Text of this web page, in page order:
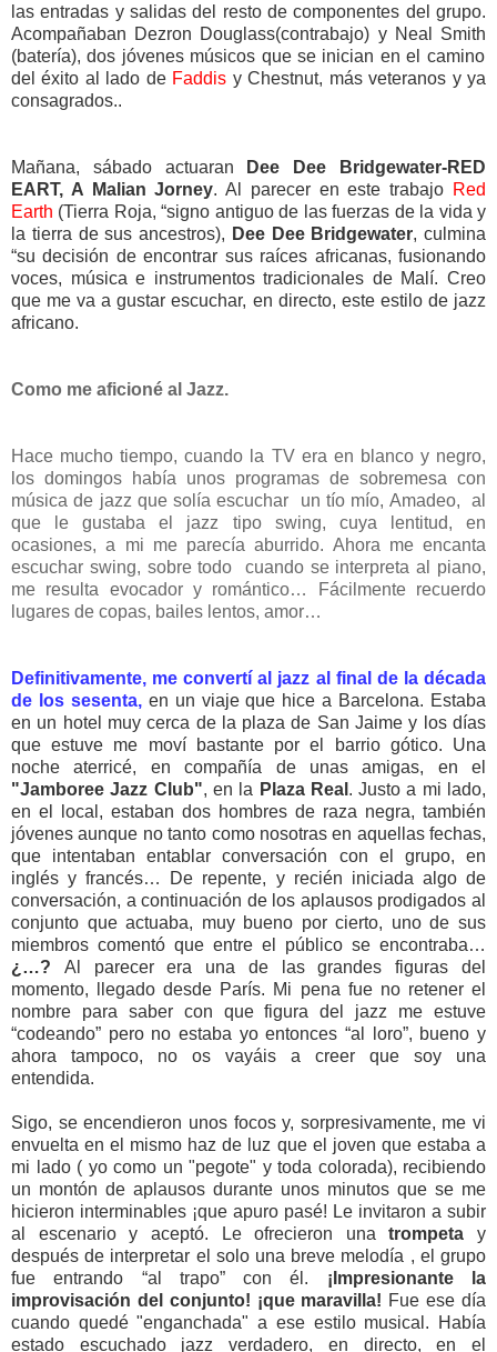
las entradas y salidas del resto de componentes del grupo.
Acompañaban Dezron Douglass(contrabajo) y Neal Smith
(batería), dos jóvenes músicos que se inician en el camino
del éxito al lado de Faddis yChestnut, más veteranos y ya
consagrados..
Mañana, sábado actuaran
Dee Dee Bridgewater-RED
EART, A Malian Jorney. Al parecer en este trabajo Red
Earth (Tierra Roja, “signo antiguo de las fuerzas de la vida y
la tierra de sus ancestros), Dee Dee Bridgewater, culmina
“su decisión de encontrar sus raíces africanas, fusionando
voces, música e instrumentos tradicionales de Malí. Creo
que me va a gustar escuchar, en directo, este estilo de jazz
africano.
Como me aficioné al Jazz.
Hace mucho tiempo, cuando la TV era en blanco y negro,
los domingos había unos programas de sobremesa con
música de jazz que solía escuchar un tío mío, Amadeo, al
que le gustaba el jazz tipo swing, cuya lentitud, en
ocasiones, a mi me parecía aburrido. Ahora me encanta
escuchar swing, sobre todo cuando se interpreta al piano,
me resulta evocador y romántico… Fácilmente recuerdo
lugares de copas, bailes lentos, amor…
Definitivamente, me convertí al jazz al final de la década
de los sesenta, en un viaje que hice a Barcelona. Estaba
en un hotel muy cerca de la plaza de San Jaime y los días
que estuve me moví bastante por el barrio gótico. Una
noche aterricé, en compañía de unas amigas, en el
"Jamboree Jazz Club", en la Plaza Real . Justo a mi lado,
en el local, estaban dos hombres de raza negra, también
jóvenes aunque no tanto como nosotras en aquellas fechas,
que intentaban entablar conversación con el grupo, en
inglés y francés… De repente, y recién iniciada algo de
conversación, a continuación de los aplausos prodigados al
conjunto que actuaba, muy bueno por cierto, uno de sus
miembros comentó que entre el público se encontraba…
¿…? Al parecer era una de las grandes figuras del
momento, llegado desde París. Mi pena fue no retener el
nombre para saber con que figura del jazz me estuve
“codeando” pero no estaba yo entonces “al loro”, bueno y
ahora tampoco, no os vayáis a creer que soy una
entendida.
Sigo, se encendieron unos focos y, sorpresivamente, me vi
envuelta en el mismo haz de luz que el joven que estaba a
mi lado ( yo como un "pegote" y toda colorada), recibiendo
un montón de aplausos durante unos minutos que se me
hicieron interminables ¡que apuro pasé! Le invitaron a subir
al escenario y aceptó. Le ofrecieron unatrompeta y
después de interpretar el solo una breve melodía , el grupo
fue entrando “al trapo” con él. ¡Impresionante la
improvisación del conjunto! ¡que maravilla! Fue ese día
cuando quedé "enganchada" a ese estilo musical. Había
estado escuchado jazz verdadero, en directo, en el